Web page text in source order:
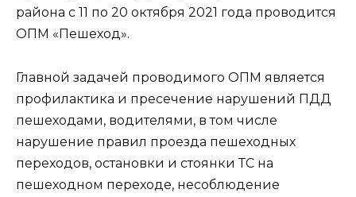
района с 11 по 20 октября 2021 года проводится
ОПМ «Пешеход».
Главной задачей проводимого ОПМ является
профилактика и пресечение нарушений ПДД
пешеходами, водителями, в том числе
нарушение правил проезда пешеходных
переходов, остановки и стоянки ТС на
пешеходном переходе, несоблюдение